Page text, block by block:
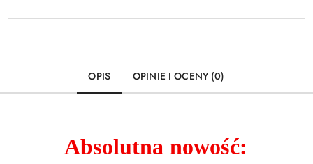
OPIS OPINIE I OCENY (0)
Absolutna nowość: